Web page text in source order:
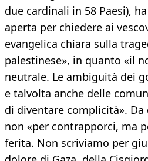
due cardinali in 58 Paesi),
aperta per chiedere ai
evangelica chiara sulla
palestinese», in quanto «il
neutrale. Le ambiguità dei
e talvolta anche delle
di diventare complicità».
non «per contrapporci, ma
ferita. Non scriviamo per